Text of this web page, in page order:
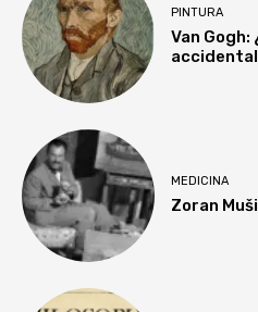
PINTURA
Van
MEDICINA
Zoran